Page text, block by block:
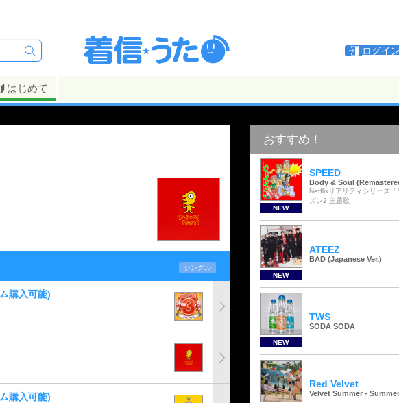
ログイン
はじめて
シングル
購入可能)
購入可能)
おすすめ！
NEW
SPEED
Body & Soul
Netflixリアリティシリーズ「
ズン2 主題歌
NEW
ATEEZ
BAD (Japanese Ver.)
NEW
TWS
SODA SODA
Red Velvet
Velvet Summer -